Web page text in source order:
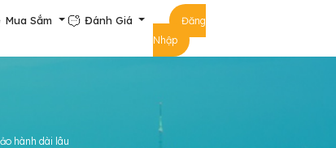
Mua Sắm Đánh Giá
Đăng
Nhập
hành dài lâu